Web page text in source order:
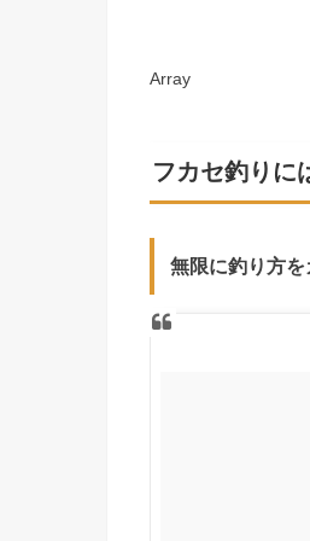
Array
フカセ釣りに
無限に釣り方を